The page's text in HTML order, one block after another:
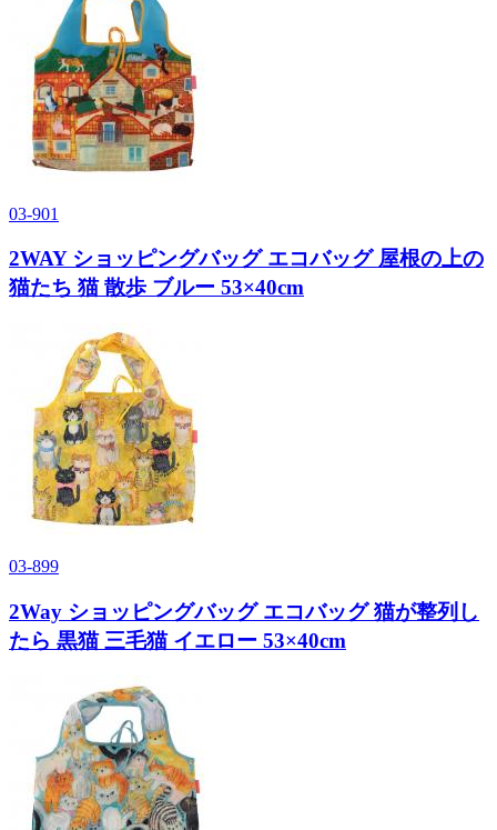
03-901
2WAY ショッピングバッグ エコバッグ 屋根の上の
猫たち 猫 散歩 ブルー 53×40cm
03-899
2Way ショッピングバッグ エコバッグ 猫が整列し
たら 黒猫 三毛猫 イエロー 53×40cm